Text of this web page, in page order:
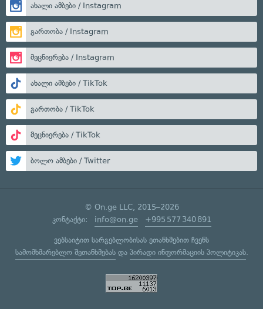
ახალი ამბები / Instagram
გართობა / Instagram
მეცნიერება / Instagram
ახალი ამბები / TikTok
გართობა / TikTok
მეცნიერება / TikTok
ბოლო ამბები / Twitter
© On.ge LLC, 2015–2026
კონტაქტი: info@on.ge +995 577 340 891
ვებსაიტით სარგებლობისას ეთანხმებით ჩვენს
სამომხმარებლო შეთანხმებასდა პირადი ინფორმაციის პოლიტიკას.